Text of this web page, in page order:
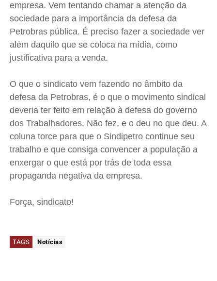
empresa. Vem tentando chamar a atenção da
sociedade para a importância da defesa da
Petrobras pública. É preciso fazer a sociedade ver
além daquilo que se coloca na mídia, como
justificativa para a venda.
O que o sindicato vem fazendo no âmbito da
defesa da Petrobras, é o que o movimento sindical
deveria ter feito em relação à defesa do governo
dos Trabalhadores. Não fez, e o deu no que deu. A
coluna torce para que o Sindipetro continue seu
trabalho e que consiga convencer a população a
enxergar o que está por trás de toda essa
propaganda negativa da empresa.
Força, sindicato!
TAGS Notícias